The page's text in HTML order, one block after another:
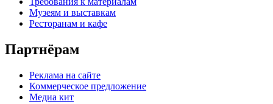
Музеям и выставкам
Ресторанам и кафе
Партнёрам
Реклама на сайте
Коммерческое предложение
Медиа кит